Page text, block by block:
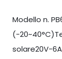
Modello n.
(-
solare20V-